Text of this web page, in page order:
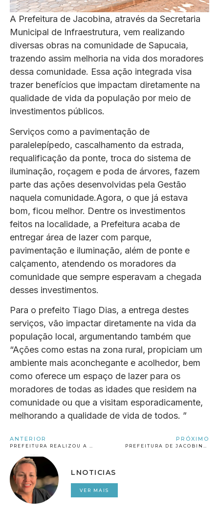
A Prefeitura de Jacobina, através da Secretaria
Municipal de Infraestrutura, vem realizando
diversas obras na comunidade de Sapucaia,
trazendo assim melhoria na vida dos moradores
dessa comunidade. Essa ação integrada visa
trazer benefícios que impactam diretamente na
qualidade de vida da população por meio de
investimentos públicos.
Serviços como a pavimentação de
paralelepípedo, cascalhamento da estrada,
requalificação da ponte, troca do sistema de
iluminação, roçagem e poda de árvores, fazem
parte das ações desenvolvidas pela Gestão
naquela comunidade.Agora, o que já estava
bom, ficou melhor. Dentre os investimentos
feitos na localidade, a Prefeitura acaba de
entregar área de lazer com parque,
pavimentação e iluminação, além de ponte e
calçamento, atendendo os moradores da
comunidade que sempre esperavam a chegada
desses investimentos.
Para o prefeito Tiago Dias, a entrega destes
serviços, vão impactar diretamente na vida da
população local, argumentando também que
“Ações como estas na zona rural, propiciam um
ambiente mais aconchegante e acolhedor, bem
como oferece um espaço de lazer para os
moradores de todas as idades que residem na
comunidade ou que a visitam esporadicamente,
melhorando a qualidade de vida de todos. ”
ANTERIOR
PREFEITURA REALIZOU A ENTREGA DE KITS HUMANITÁRIOS,EM NOVO PARAÍSO
PRÓXIMO
PREFEITURA DE JACOBINA ABRE PROCESSO SELETIVO PARA ÁREA DE SAÚDE
LNOTICIAS
VER MAIS